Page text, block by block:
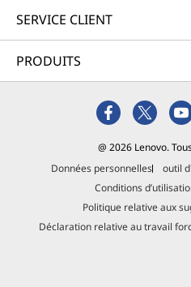
SERVICE CLIENT
PRODUITS
@ 2026 Lenovo.
Données personnelles
outil
Conditions
Politique relative aux
Déclaration relative au travail